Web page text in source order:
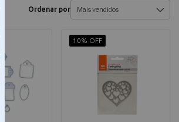
Ordenar por
10% OFF